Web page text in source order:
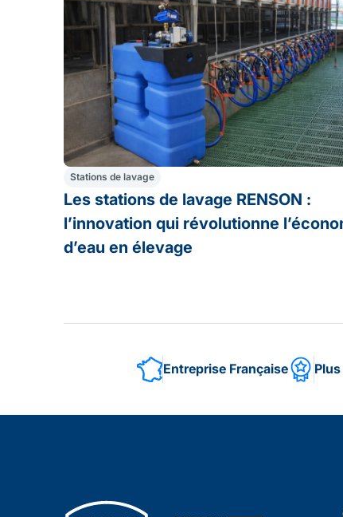
Stations de lavage
Les stations de lavage RENSON :
l’innovation qui révolutionne
d’eau en élevage
Entreprise Française